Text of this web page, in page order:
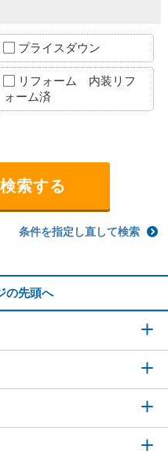
プライスダウン
リフォーム 内装リフ
ォーム済
条件を指定し直して検索
の先頭へ